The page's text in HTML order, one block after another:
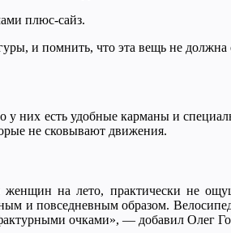
плюс-сайз.
и помнить, что эта вещь не должна
у них есть удобные карманы и
не сковывают движения.
на лето, практически не
и повседневным образом.
очками», — добавил Олег